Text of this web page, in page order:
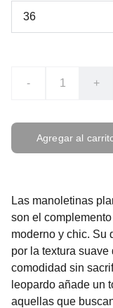
- +
Agregar al
Las manoletinas
son el
moderno y chic. Su
por la textura
comodidad sin
leopardo añade un
aquellas que